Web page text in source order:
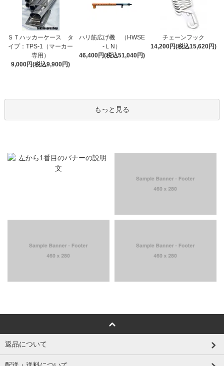
ＳＴハッカーケース タ
イプ：TPS-1（マーカー
専用）
9,000円(税込9,900円)
ハリ筋広げ機 （HWSE
-ＬN）
46,400円(税込51,040円)
チェーンフック
14,200円(税込15,620円)
もっと見る
返品について